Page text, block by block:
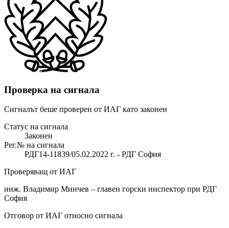
Проверка на сигнала
Сигналът беше проверен от ИАГ като законен
Статус на сигнала
Законен
Рег.№ на сигнала
РДГ14-11839/05.02.2022 г. - РДГ София
Проверяващ от ИАГ
инж. Владимир Минчев – главен горски инспектор при РДГ
София
Отговор от ИАГ относно сигнала